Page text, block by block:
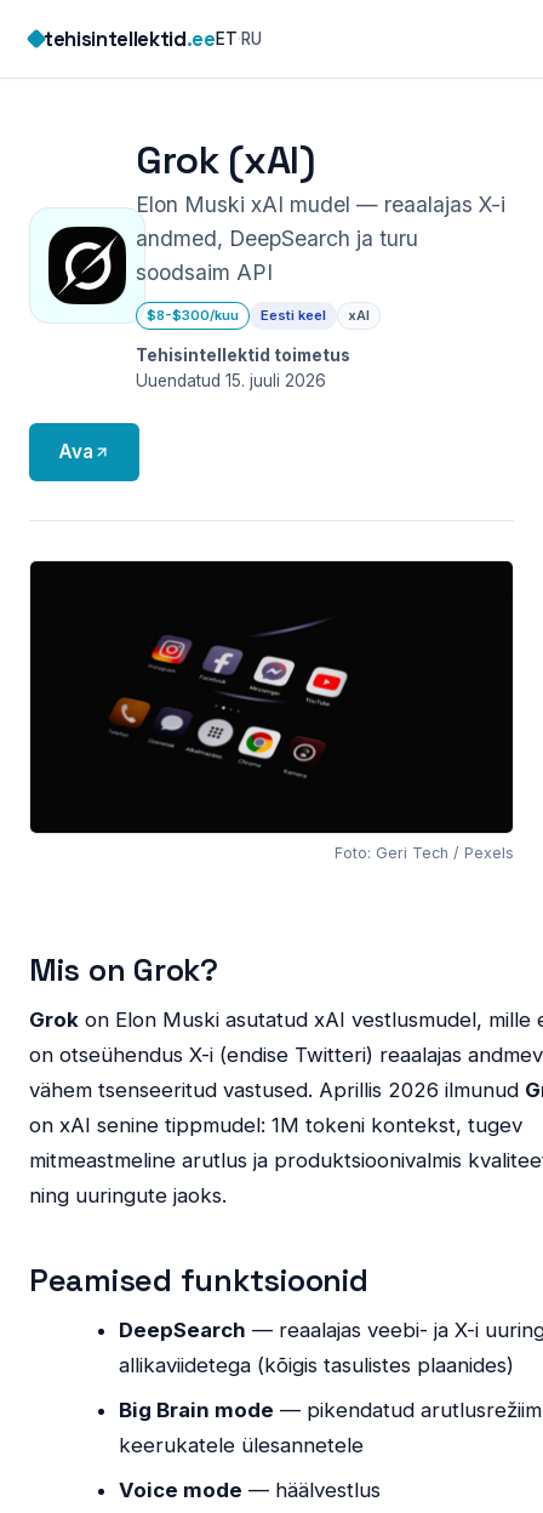
content
tehisintellektid.eeET·RU
Grok (xAI)
Elon Muski xAI mudel — reaalajas X-i
andmed, DeepSearch ja turu
soodsaim API
$8-$300/kuu Eesti keel xAI
Tehisintellektid toimetus
Uuendatud 15. juuli 2026
Ava
Foto: Geri Tech / Pexels
Mis on Grok?
Grok on Elon Muski asutatud xAI vestlusmudel, mille
on otseühendus X-i (endise Twitteri) reaalajas
vähem tsenseeritud vastused. Aprillis 2026 ilmunud
on xAI senine tippmudel: 1M tokeni kontekst, tugev
mitmeastmeline arutlus ja produktsioonivalmis
ning uuringute jaoks.
Peamised funktsioonid
DeepSearch — reaalajas veebi- ja X-i
allikaviidetega (kõigis tasulistes plaanides)
Big Brain mode — pikendatud arutlusrežiim
keerukatele ülesannetele
Voice mode — häälvestlus